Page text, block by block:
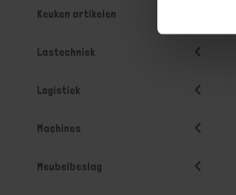
Keuken artikelen
Lastechniek
Logistiek
Machines
Meubelbeslag